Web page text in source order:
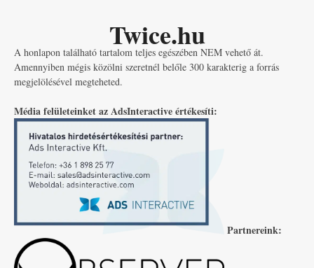
Twice.hu
A honlapon található tartalom teljes egészében NEM vehető át.
Amennyiben mégis közölni szeretnél belőle 300 karakterig a forrás
megjelölésével megteheted.
Média felületeinket az AdsInteractive értékesíti:
Partnereink: